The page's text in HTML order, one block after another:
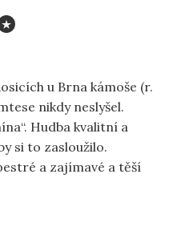
u Brna kámoše (r.
nikdy neslyšel.
Hudba kvalitní a
si to zasloužilo.
a zajímavé a těší